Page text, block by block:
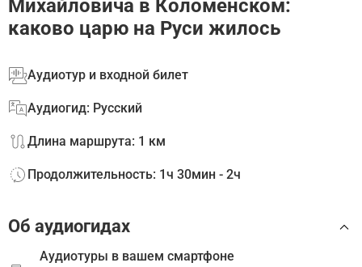
Михайловича в Коломенском:
каково царю на Руси жилось
Аудиотур и входной билет
Аудиогид: Русский
Длина маршрута: 1 км
Продолжительность: 1ч 30мин - 2ч
Об аудиогидах
Аудиотуры в вашем смартфоне